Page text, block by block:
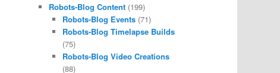
Robots-Blog Content (199)
Robots-Blog Events(71)
Robots-Blog Timelapse Builds
(75)
Robots-Blog Video Creations
(88)